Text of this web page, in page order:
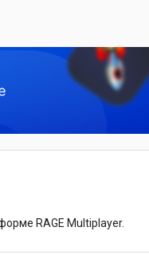
RAGE Multiplayer.